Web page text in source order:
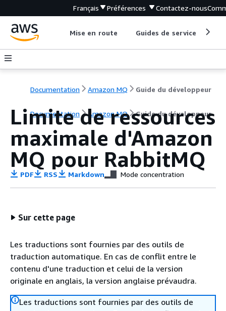
Français Préférences Contactez-nous
Mise en route Guides de service
Documentation Amazon MQ Guide du développeur
Documentation Amazon MQ Guide du développeur
Limite de ressources
maximale d'Amazon
MQ pour RabbitMQ
PDF RSS Markdown Mode concentration
Sur cette page
Les traductions sont fournies par des outils de
traduction automatique. En cas de conflit entre le
contenu d'une traduction et celui de la version
originale en anglais, la version anglaise prévaudra.
Les traductions sont fournies par des outils de